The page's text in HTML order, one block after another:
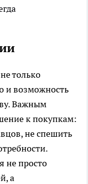
только
и возможность
Важным
к покупкам:
не спешить
не просто
а